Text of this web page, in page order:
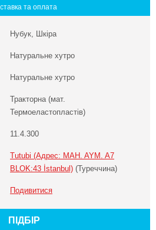
та оплата
Нубук, Шкіра
Натуральне хутро
Натуральне хутро
Тракторна (мат.
Термоеластопластів)
11.4.300
Tutubi (Адрес: MAH. AYM. A7
BLOK:43 İstanbul) (Туреччина)
Подивитися
ПІДБІР